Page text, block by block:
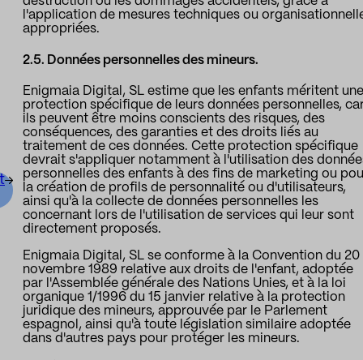
l'application de mesures techniques ou
appropriées.
2.5. Données personnelles des mineurs.
Enigmaia Digital, SL estime que les enfants méritent une
protection spécifique de leurs données personnelles,
ils peuvent être moins conscients des risques, des
conséquences, des garanties et des droits liés au
traitement de ces données. Cette protection spécifique
devrait s'appliquer notamment à l'utilisation des
personnelles des enfants à des fins de marketing ou
la création de profils de personnalité ou d'utilisateurs,
ainsi qu'à la collecte de données personnelles les
concernant lors de l'utilisation de services qui leur sont
directement proposés.
Enigmaia Digital, SL se conforme à la Convention du 20
novembre 1989 relative aux droits de l'enfant, adoptée
par l'Assemblée générale des Nations Unies, et à la loi
organique 1/1996 du 15 janvier relative à la protection
juridique des mineurs, approuvée par le Parlement
espagnol, ainsi qu'à toute législation similaire adoptée
dans d'autres pays pour protéger les mineurs.